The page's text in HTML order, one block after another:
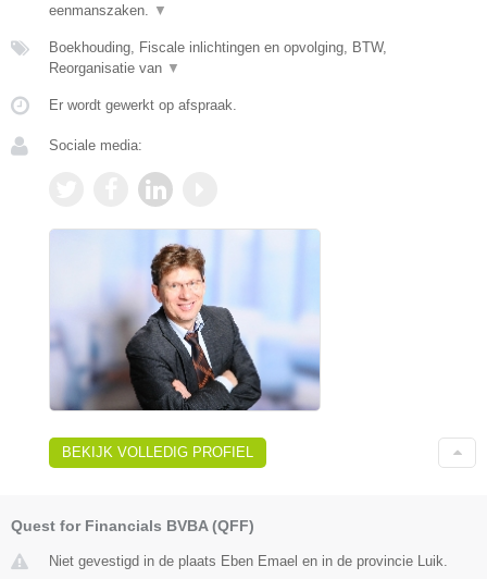
eenmanszaken.
▼
Boekhouding, Fiscale inlichtingen en opvolging, BTW,
Reorganisatie van ▼
Er wordt gewerkt op afspraak.
Sociale media:
BEKIJK VOLLEDIG PROFIEL
Quest for Financials BVBA (QFF)
Niet gevestigd in de plaats Eben Emael en in de provincie Luik.